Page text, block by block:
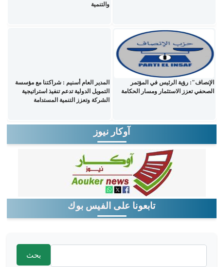
والتنمية
الإنصاف": رؤية الرئيس في المؤتمر
الصحفي تعزز الاستثمار ومسار الحكامة
المدير العام أسنيم : شراكتنا مع مؤسسة
التمويل الدولية تدعم تنفيذ استراتيجية
الشركة وتعزز التنمية المستدامة
آوكار نيوز
تابعونا على الفيس بوك
‏بحث ‏